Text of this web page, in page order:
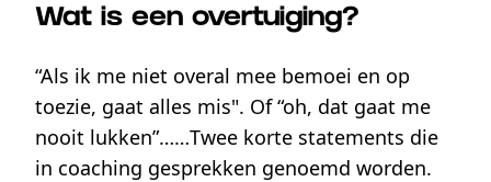
Wat is een overtuiging?
“Als ik me niet overal mee bemoei en op
toezie, gaat alles mis". Of “oh, dat gaat me
nooit lukken”……Twee korte statements die
in coaching gesprekken genoemd worden.